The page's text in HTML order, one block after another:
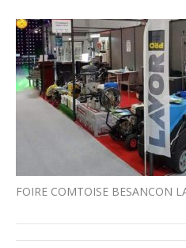
FOIRE COMTOISE BESANCON